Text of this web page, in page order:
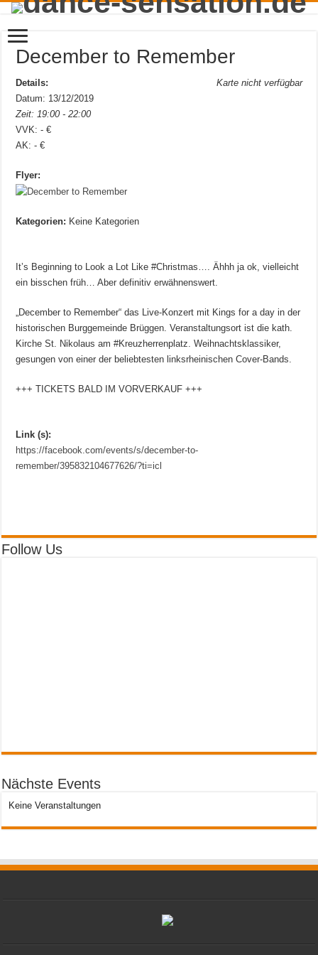
December to Remember
Karte nicht verfügbar
Details:
Datum: 13/12/2019
Zeit: 19:00 - 22:00
VVK: - €
AK: - €
Flyer:
Kategorien: Keine Kategorien
It’s Beginning to Look a Lot Like #Christmas…. Ähhh ja ok, vielleicht
ein bisschen früh… Aber definitiv erwähnenswert.
„December to Remember“ das Live-Konzert mit Kings for a day in der
historischen Burggemeinde Brüggen. Veranstaltungsort ist die kath.
Kirche St. Nikolaus am #Kreuzherrenplatz. Weihnachtsklassiker,
gesungen von einer der beliebtesten linksrheinischen Cover-Bands.
+++ TICKETS BALD IM VORVERKAUF +++
Link (s):
https://facebook.com/events/s/december-to-
remember/395832104677626/?ti=icl
Follow Us
Nächste Events
Keine Veranstaltungen